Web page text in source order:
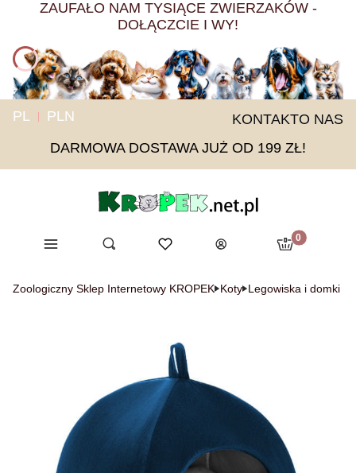
ZAUFAŁO NAM TYSIĄCE ZWIERZAKÓW -
DOŁĄCZCIE I WY!
PL PLN KONTAKTO NAS
DARMOWA DOSTAWA JUŻ OD 199 ZŁ!
Menu Otwórz wyszukiwarkę
Szukaj Ulubione
Zaloguj się
Produkty w
Koszyk
Zoologiczny Sklep Internetowy KROPEK Koty Legowiska i domki